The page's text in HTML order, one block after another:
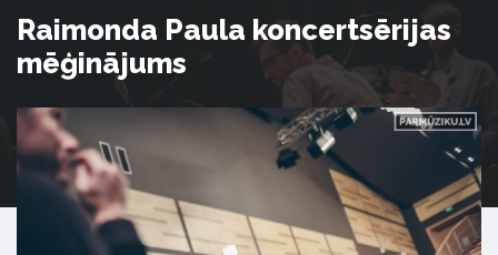
Raimonda Paula koncertsērijas
mēģinājums